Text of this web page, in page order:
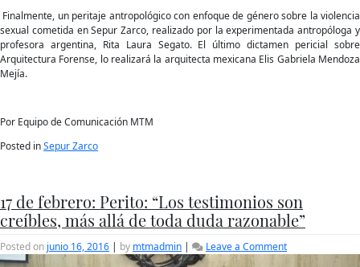
Finalmente, un peritaje antropológico con enfoque de género sobre la violencia
sexual cometida en Sepur Zarco, realizado por la experimentada antropóloga y
profesora argentina, Rita Laura Segato. El último dictamen pericial sobre
Arquitectura Forense, lo realizará la arquitecta mexicana Elis Gabriela Mendoza
Mejía.
Por Equipo de Comunicación MTM
Posted inSepur Zarco
17 de febrero: Perito: “Los testimonios son
creíbles, más allá de toda duda razonable”
Posted on junio 16, 2016 | by mtmadmin | Leave a Commenton